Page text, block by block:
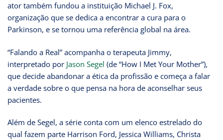
ator também fundou a instituição Michael J. Fox,
organização que se dedica a encontrar a cura para o
Parkinson, e se tornou uma referência global na área.
“Falando a Real” acompanha o terapeuta Jimmy,
interpretado por Jason Segel (de “How I Met Your Mother”),
que decide abandonar a ética da profissão e começa a falar
a verdade sobre o que pensa na hora de aconselhar seus
pacientes.
Além de Segel, a série conta com um elenco estrelado do
qual fazem parte Harrison Ford, Jessica Williams, Christa